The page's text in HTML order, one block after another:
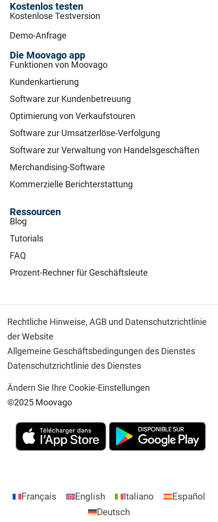
Kostenlos testen
Kostenlose Testversion
Demo-Anfrage
Die Moovago app
Funktionen von Moovago
Kundenkartierung
Software zur Kundenbetreuung
Optimierung von Verkaufstouren
Software zur Umsatzerlöse-Verfolgung
Software zur Verwaltung von Handelsgeschäften
Merchandising-Software
Kommerzielle Berichterstattung
Ressourcen
Blog
Tutorials
FAQ
Prozent-Rechner für Geschäftsleute
Rechtliche Hinweise, AGB und Datenschutzrichtlinie
der Website
Allgemeine Geschäftsbedingungen des Dienstes
Datenschutzrichtlinie des Dienstes
Ändern Sie Ihre Cookie-Einstellungen
©2025 Moovago
Français English Italiano
Español
Deutsch